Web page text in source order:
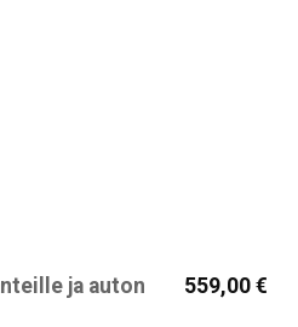
ja auton
559,00 €